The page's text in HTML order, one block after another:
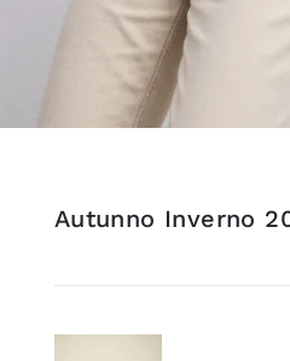
Autunno Inverno